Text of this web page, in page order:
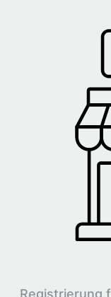
Registrierung